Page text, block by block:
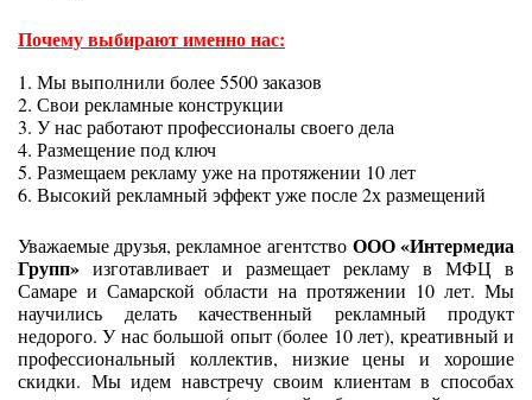
Почему выбирают именно нас:
1. Мы выполнили более 5500 заказов
2. Свои рекламные конструкции
3. У нас работают профессионалы своего дела
4. Размещение под ключ
5. Размещаем рекламу уже на протяжении 10 лет
6. Высокий рекламный эффект уже после 2х размещений
Уважаемые друзья, рекламное агентство ООО «Интермедиа
Групп» изготавливает и размещает рекламу в МФЦ в
Самаре и Самарской области на протяжении 10 лет. Мы
научились делать качественный рекламный продукт
недорого. У нас большой опыт (более 10 лет), креативный и
профессиональный коллектив, низкие цены и хорошие
скидки. Мы идем навстречу своим клиентам в способах